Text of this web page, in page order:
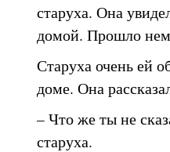
старуха. Она
домой. Прошло
Старуха очень ей
доме. Она
– Что же ты не
старуха.